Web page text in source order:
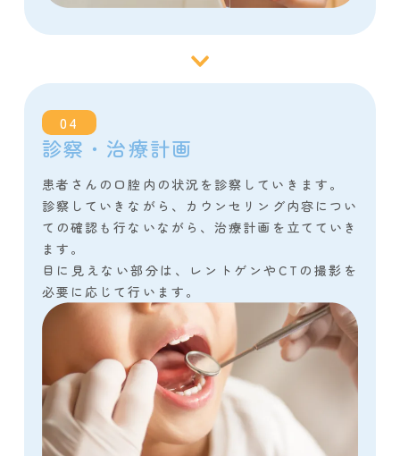
04
診察・治療計画
患者さんの口腔内の状況を診察していきます。
診察していきながら、カウンセリング内容につい
ての確認も行ないながら、治療計画を立てていき
ます。
目に見えない部分は、レントゲンやCTの撮影を
必要に応じて行います。